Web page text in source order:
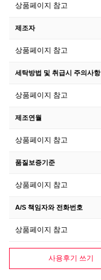
상품페이지 참고
제조자
상품페이지 참고
세탁방법 및 취급시 주의사항
상품페이지 참고
제조연월
상품페이지 참고
품질보증기준
상품페이지 참고
A/S 책임자와 전화번호
상품페이지 참고
사용후기 쓰기